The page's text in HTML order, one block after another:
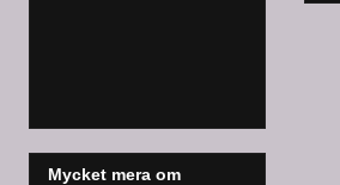
Mycket mera om